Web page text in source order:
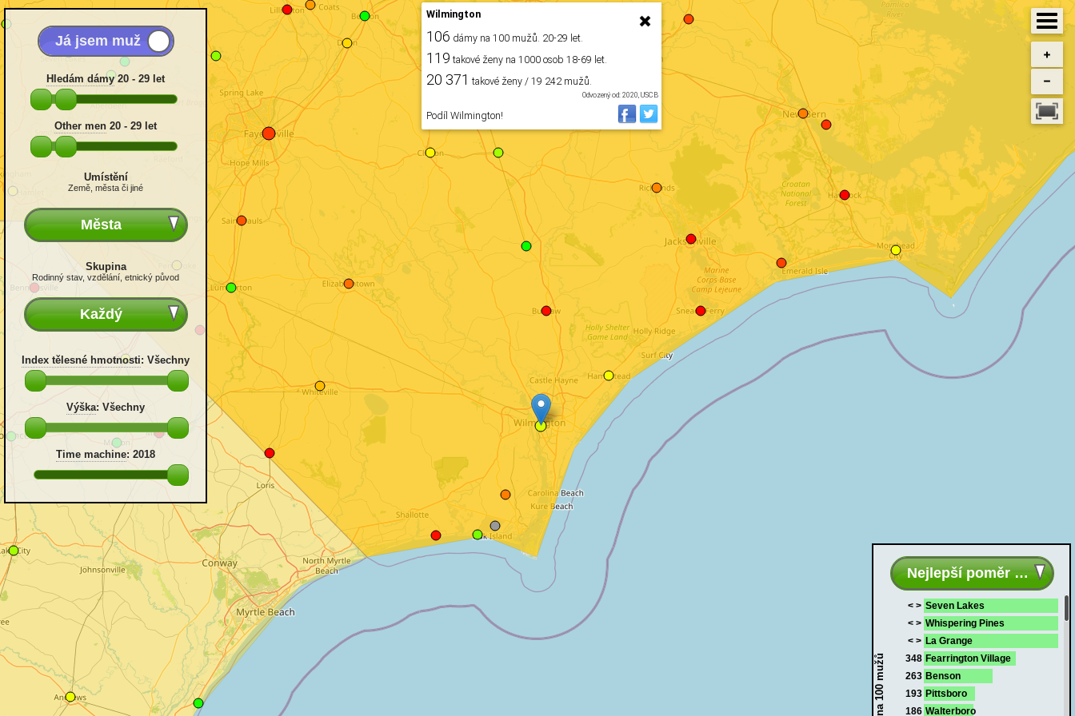
Wilmington
106 dámy na 100 mužů. 20-29 let.
119 takové ženy na 1000 osob 18-69 let.
20 371 takové ženy / 19 242 mužů.
Odvozený od: 2020, USCB
Podíl Wilmington!
Hledám dámy 20 - 29 let
Other men 20 - 29 let
Umístění
Země, města či jiné
Města
Skupina
Rodinný stav, vzdělání, etnický původ
Každý
Index tělesné hmotnosti: Všechny
Výška: Všechny
Time machine: 2018
Nejlepší poměr místa
Seven Lakes
< >
Whispering Pines
< >
La Grange
< >
Fearrington Village
348
Benson
263
Pittsboro
193
Walterboro
186